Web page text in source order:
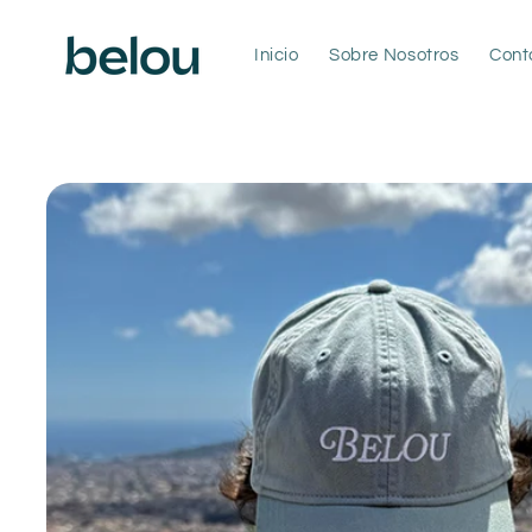
al contenido
Inicio Sobre Nosotros
directamente
a la
información